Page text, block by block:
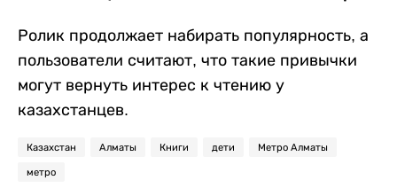
Ролик продолжает набирать популярность, а
пользователи считают, что такие привычки
могут вернуть интерес к чтению у
казахстанцев.
Казахстан Алматы Книги дети Метро Алматы
метро